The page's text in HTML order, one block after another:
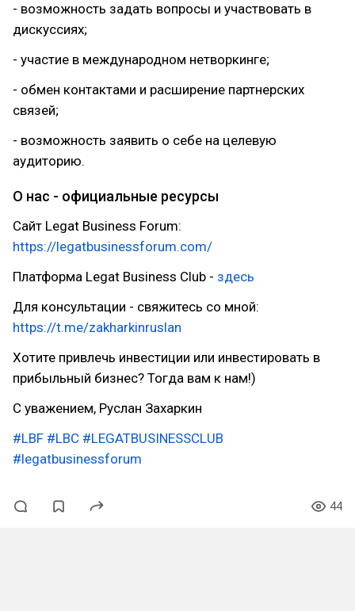
- возможность задать вопросы и участвовать в
дискуссиях;
- участие в международном нетворкинге;
- обмен контактами и расширение партнерских
связей;
- возможность заявить о себе на целевую
аудиторию.
О нас - официальные ресурсы
Сайт Legat Business Forum:
https://legatbusinessforum.com/
Платформа Legat Business Club - здесь
Для консультации - свяжитесь со мной:
https://t.me/zakharkinruslan
Хотите привлечь инвестиции или инвестировать в
прибыльный бизнес? Тогда вам к нам!)
С уважением, Руслан Захаркин
#LBF #LBC #LEGATBUSINESSCLUB
#legatbusinessforum
44